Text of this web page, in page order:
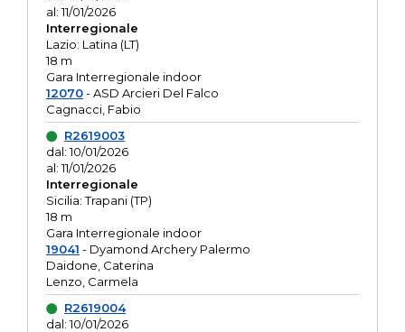
al: 11/01/2026
Interregionale
Lazio: Latina (LT)
18 m
Gara Interregionale indoor
12070- ASD Arcieri Del Falco
Cagnacci, Fabio
R2619003
dal: 10/01/2026
al: 11/01/2026
Interregionale
Sicilia: Trapani (TP)
18 m
Gara Interregionale indoor
19041 - Dyamond Archery Palermo
Daidone, Caterina
Lenzo, Carmela
R2619004
dal: 10/01/2026